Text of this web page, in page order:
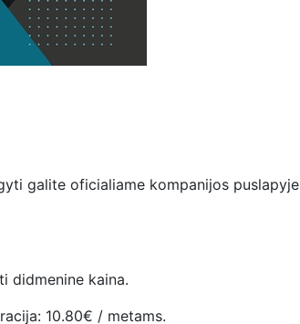
galite oficialiame kompanijos puslapyje
didmenine kaina.
10.80€ / metams.